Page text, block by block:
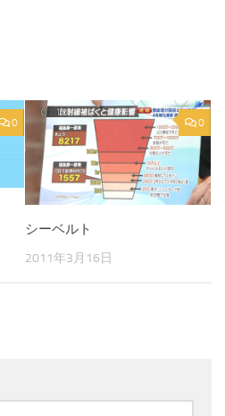
0 0
シーベルト
2011年3月16日